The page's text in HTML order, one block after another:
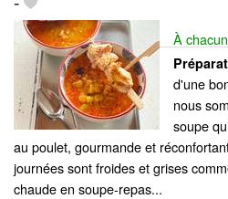
À
d'une
nous
soupe
au poulet, gourmande et
journées sont froides et grises
chaude en soupe-repas...